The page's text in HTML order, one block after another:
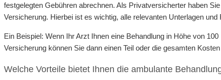
festgelegten Gebühren abrechnen. Als Privatversicherter haben
Versicherung. Hierbei ist es wichtig, alle relevanten Unterlagen
Ein Beispiel: Wenn Ihr Arzt Ihnen eine Behandlung in Höhe von
Versicherung können Sie dann einen Teil oder die gesamten
Welche Vorteile bietet Ihnen die ambulante